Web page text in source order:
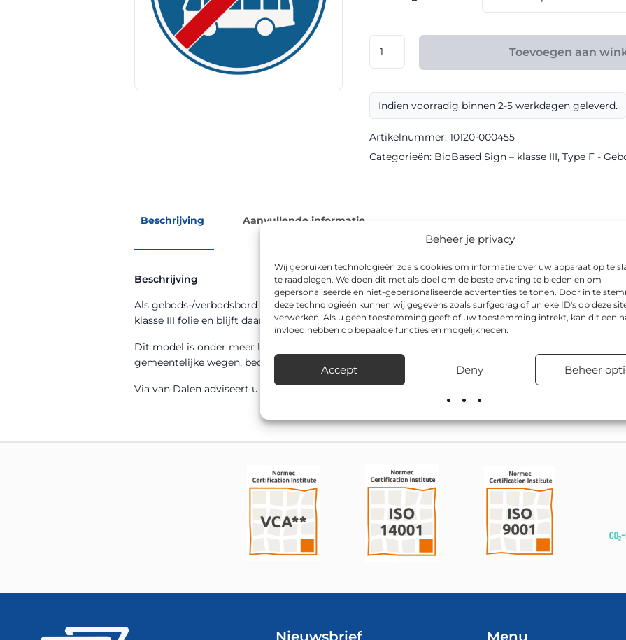
Beheer je privacy
Wij gebruiken technologieën zoals cookies om informatie over uw apparaat op te
te raadplegen. We doen dit met als doel om de beste ervaring te bieden en om
gepersonaliseerde en niet-gepersonaliseerde advertenties te tonen. Door in te
deze technologieën kunnen wij gegevens zoals surfgedrag of unieke ID's op deze
verwerken. Als u geen toestemming geeft of uw toestemming intrekt, kan dit een
invloed hebben op bepaalde functies en mogelijkheden.
Accept Deny Beheer
€ 165,60
model
klasse
Sign
aantal
Toevoegen aan
Indien voorradig binnen 2-5 werkdagen geleverd.
Artikelnummer: 10120-000455
Categorieën: BioBased Sign – klasse III, Type F -
Beschrijving Aanvullende informatie
Beschrijving
Als gebods-/verbodsbord zorgt RVV model F18 voor heldere communicatie naar weggebruikers.
klasse III folie en blijft daardoor ook ’s avonds goed afleesbaar.
Dit model is onder meer leverbaar in de afmetingen Ø 600mm, Ø 800mm. Dit type bord wordt
gemeentelijke wegen, bedrijventerreinen, in woonwijken en bij tijdelijke verkeersmaatregelen.
Via van Dalen adviseert u graag over de juiste uitvoering en zorgt voor snelle levering uit voorraad.
Nieuwsbrief Menu